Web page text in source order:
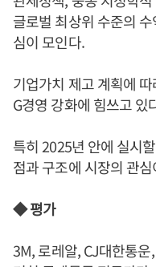
글로벌 최상위 수준의
심이 모인다.
기업가치 제고 계획에
G경영 강화에 힘쓰고 있
특히 2025년 안에 실시
점과 구조에 시장의 관
◆ 평가
3M, 로레알, CJ대한통